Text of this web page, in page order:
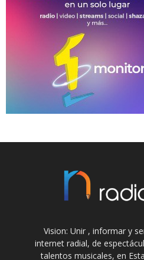
Vision: Unir , informar y
internet radial, de
talentos musicales, en